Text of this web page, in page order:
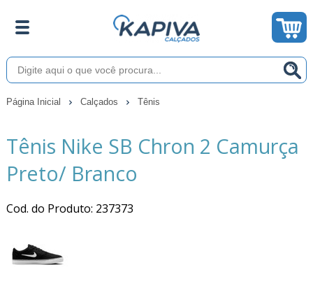
Página Inicial Calçados Tênis
Tênis Nike SB Chron 2 Camurça
Preto/ Branco
Cod. do Produto: 237373